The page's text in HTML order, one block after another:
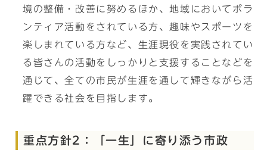
境の整備・改善に努めるほか、地域においてボラ
ンティア活動をされている方、趣味やスポーツを
楽しまれている方など、生涯現役を実践されてい
る皆さんの活動をしっかりと支援することなどを
通じて、全ての市民が生涯を通して輝きながら活
躍できる社会を目指します。
重点方針2：「一生」に寄り添う市政